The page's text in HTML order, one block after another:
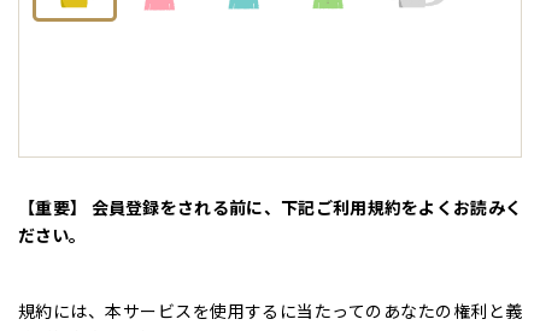
【重要】 会員登録をされる前に、下記ご利用規約をよくお読みく
ださい。
規約には、本サービスを使用するに当たってのあなたの権利と義